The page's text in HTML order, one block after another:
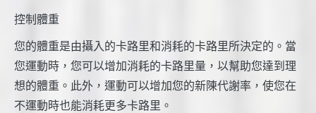
控制體重
您的體重是由攝入的卡路里和消耗的卡路里所決定的。當
您運動時，您可以增加消耗的卡路里量，以幫助您達到理
想的體重。此外，運動可以增加您的新陳代謝率，使您在
不運動時也能消耗更多卡路里。